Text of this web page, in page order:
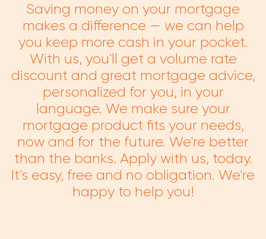
Saving money on your mortgage
makes a difference — we can help
you keep more cash in your pocket.
With us, you'll get a volume rate
discount and great mortgage advice,
personalized for you, in your
language. We make sure your
mortgage product fits your needs,
now and for the future. We're better
than the banks. Apply with us, today.
It's easy, free and no obligation. We're
happy to help you!